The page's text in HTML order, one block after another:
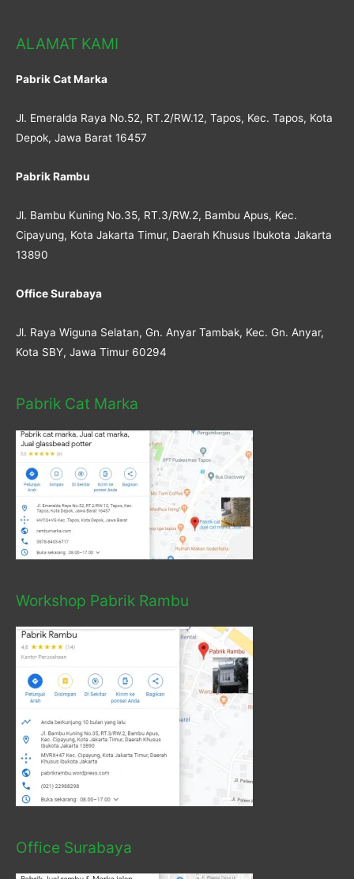
ALAMAT KAMI
Pabrik Cat Marka
Jl. Emeralda Raya No.52, RT.2/RW.12, Tapos, Kec. Tapos, Kota
Depok, Jawa Barat 16457
Pabrik Rambu
Jl. Bambu Kuning No.35, RT.3/RW.2, Bambu Apus, Kec.
Cipayung, Kota Jakarta Timur, Daerah Khusus Ibukota Jakarta
13890
Office Surabaya
Jl. Raya Wiguna Selatan, Gn. Anyar Tambak, Kec. Gn. Anyar,
Kota SBY, Jawa Timur 60294
Pabrik Cat Marka
Workshop Pabrik Rambu
Office Surabaya